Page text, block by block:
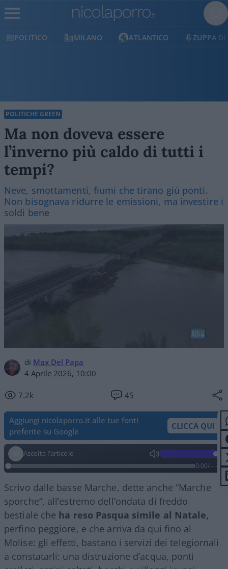
MILANO ATLANTICO ZUPPA DI PORRO
POLITICHE GREEN
Ma non doveva essere
l’inverno più caldo di tutti i
tempi?
Neve, smottamenti, fiumi che tirano giù ponti.
Non bisognava ridurre le emissioni, ma investire i
soldi bene
di Max Del Papa
4 Aprile 2026, 10:00
7.2k 45
Aggiungi nicolaporro.it alle tue fonti
preferite su Google
CLICCA QUI
Ascolta l'articolo
0:00/--:--
Scrivo dalle basse Marche, dette anche “Marche
sporche”, all’estremo dell’ondata di freddo
bestiale che ha reso Pasqua simile al Natale,
perfino peggiore, e che arriva da qui fino al
Molise: gli effetti, bastano i servizi dei telegiornali
a constatarli: una distruzione d’acqua, ponti